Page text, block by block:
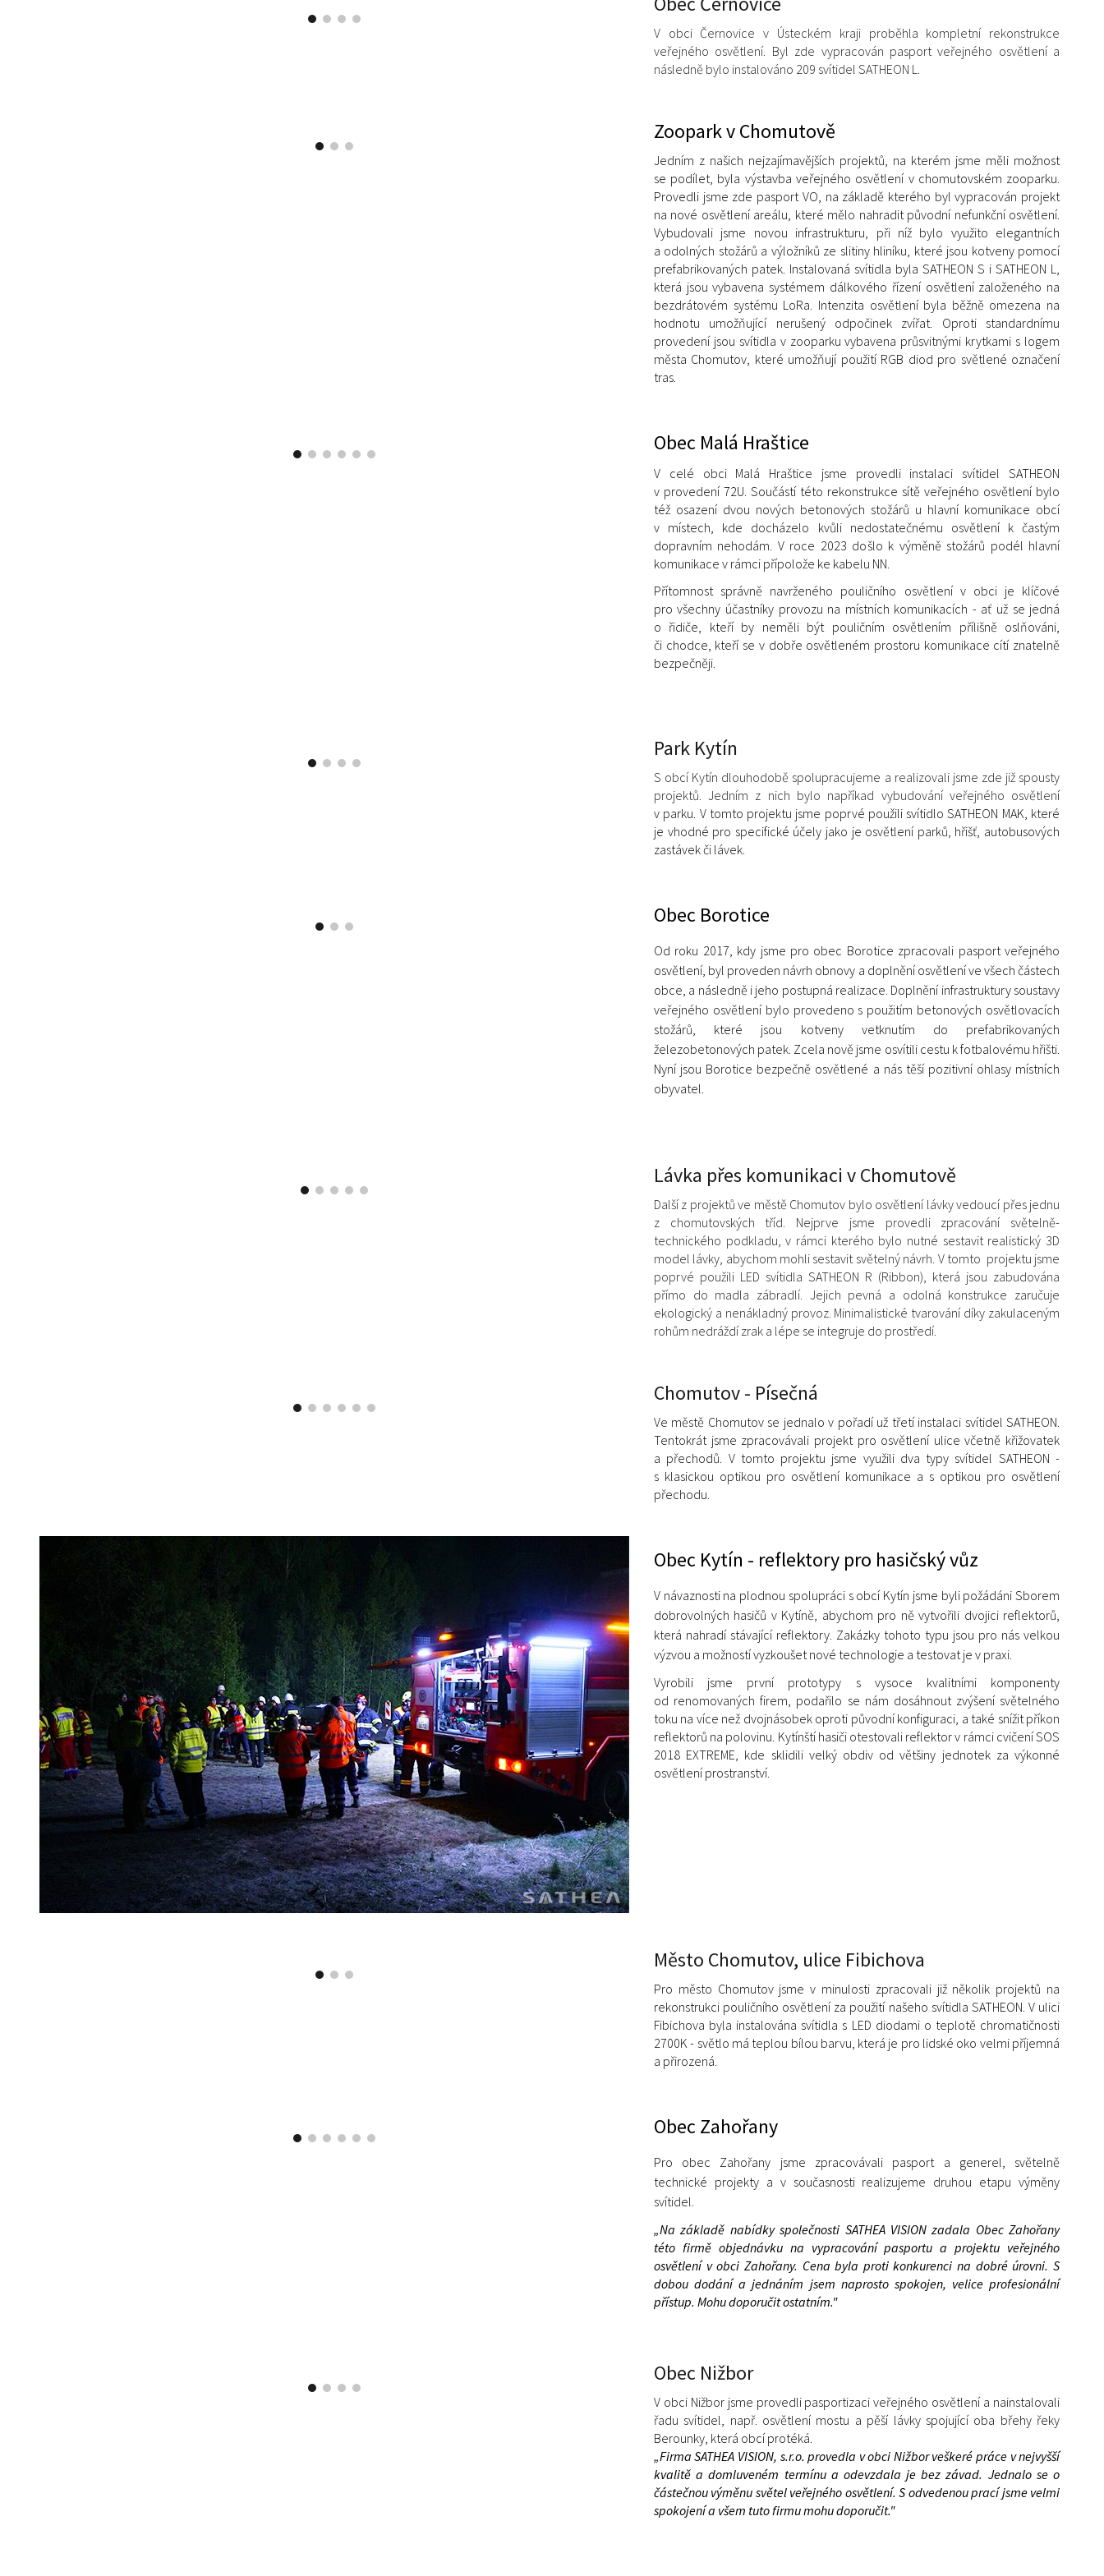
V obci Černovice v Ústeckém kraji proběhla kompletní rekonstrukce
veřejného osvětlení. Byl zde vypracován pasport veřejného osvětlení a
následně bylo instalováno 209 svítidel SATHEON L.
Zoopark v Chomutově
Jedním z našich nejzajímavějších projektů, na kterém jsme měli možnost
se podílet, byla výstavba veřejného osvětlení v chomutovském zooparku.
Provedli jsme zde pasport VO, na základě kterého byl vypracován projekt
na nové osvětlení areálu, které mělo nahradit původní nefunkční osvětlení.
Vybudovali jsme novou infrastrukturu, při níž bylo využito elegantních
a odolných stožárů a výložníků ze slitiny hliníku, které jsou kotveny pomocí
prefabrikovaných patek. Instalovaná svítidla byla SATHEON S i SATHEON L,
která jsou vybavena systémem dálkového řízení osvětlení založeného na
bezdrátovém systému LoRa. Intenzita osvětlení byla běžně omezena na
hodnotu umožňující nerušený odpočinek zvířat. Oproti standardnímu
provedení jsou svítidla v zooparku vybavena průsvitnými krytkami s logem
města Chomutov, které umožňují použití RGB diod pro světlené označení
tras.
Obec Malá Hraštice
Vcelé obci Malá Hraštice jsme provedli instalaci svítidel SATHEON
v provedení 72U. Součástí této rekonstrukce sítě veřejného osvětlení bylo
též osazení dvou nových betonových stožárů u hlavní komunikace obcí
v místech, kde docházelo kvůli nedostatečnému osvětlení k častým
dopravním nehodám. V roce 2023 došlo k výměně stožárů podél hlavní
komunikace v rámci přípolože ke kabelu NN.
Přítomnost správně navrženého pouličního osvětlení v obci je klíčové
pro všechny účastníky provozu na místních komunikacích - ať už se jedná
o řidiče, kteří by neměli být pouličním osvětlením přílišně oslňováni,
či chodce, kteří se v dobře osvětleném prostoru komunikace cítí znatelně
bezpečněji.
Park Kytín
S obcí Kytín dlouhodobě spolupracujeme a realizovali jsme zde již spousty
projektů. Jedním z nich bylo napříkad vybudování veřejného osvětlení
v parku. V tomto projektu jsme poprvé použili svítidlo SATHEON MAK, které
je vhodné pro specifické účely jako je osvětlení parků, hřišť, autobusových
zastávek či lávek.
Obec Borotice
Od roku 2017, kdy jsme pro obec Borotice zpracovali pasport veřejného
osvětlení, byl proveden návrh obnovy a doplnění osvětlení ve všech částech
obce, a následně i jeho postupná realizace. Doplnění infrastruktury soustavy
veřejného osvětlení bylo provedeno s použitím betonových osvětlovacích
stožárů, které jsou kotveny vetknutím do prefabrikovaných
železobetonových patek. Zcela nově jsme osvítili cestu k fotbalovému hřišti.
Nyní jsou Borotice bezpečně osvětlené a nás těší pozitivní ohlasy místních
obyvatel.
Lávka přes komunikaci v Chomutově
Další z projektů ve městě Chomutov bylo osvětlení lávky vedoucí přes jednu
z chomutovských tříd. Nejprve jsme provedli zpracování světelně-
technického podkladu, v rámci kterého bylo nutné sestavit realistický 3D
model lávky, abychom mohli sestavit světelný návrh. V tomto projektu jsme
poprvé použili LED svítidla SATHEON R (Ribbon), která jsou zabudována
přímo do madla zábradlí. Jejich pevná a odolná konstrukce zaručuje
ekologický a nenákladný provoz. Minimalistické tvarování díky zakulaceným
rohům nedráždí zrak a lépe se integruje do prostředí.
Chomutov - Písečná
Ve městě Chomutov se jednalo v pořadí už třetí instalaci svítidel SATHEON.
Tentokrát jsme zpracovávali projekt pro osvětlení ulice včetně křižovatek
a přechodů. V tomto projektu jsme využili dva typy svítidel SATHEON -
s klasickou optikou pro osvětlení komunikace a s optikou pro osvětlení
přechodu.
Obec Kytín - reflektory pro hasičský vůz
V návaznosti na plodnou spolupráci s obcí Kytín jsme byli požádáni Sborem
dobrovolných hasičů v Kytíně, abychom pro ně vytvořili dvojici reflektorů,
která nahradí stávající reflektory. Zakázky tohoto typu jsou pro nás velkou
výzvou a možností vyzkoušet nové technologie a testovat je v praxi.
Vyrobili jsme první prototypy s vysoce kvalitními komponenty
od renomovaných firem, podařilo se nám dosáhnout zvýšení světelného
toku na více než dvojnásobek oproti původní konfiguraci, a také snížit příkon
reflektorů na polovinu. Kytínští hasiči otestovali reflektor v rámci cvičení SOS
2018 EXTREME, kde sklidili velký obdiv od většiny jednotek za výkonné
osvětlení prostranství.
Město Chomutov, ulice Fibichova
Pro město Chomutov jsme v minulosti zpracovali již několik projektů na
rekonstrukci pouličního osvětlení za použití našeho svítidla SATHEON. V ulici
Fibichova byla instalována svítidla s LED diodami o teplotě chromatičnosti
2700K - světlo má teplou bílou barvu, která je pro lidské oko velmi příjemná
a přirozená.
Obec Zahořany
Pro obec Zahořany jsme zpracovávali pasport a generel, světelně
technické projekty a v současnosti realizujeme druhou etapu výměny
svítidel.
„Na základě nabídky společnosti SATHEA VISION zadala Obec Zahořany
této firmě objednávku na vypracování pasportu a projektu veřejného
osvětlení v obci Zahořany. Cena byla proti konkurenci na dobré úrovni. S
dobou dodání a jednáním jsem naprosto spokojen, velice profesionální
přístup. Mohu doporučit ostatním."
Obec Nižbor
V obciNižbor jsme provedli pasportizaci veřejného osvětlení a nainstalovali
řadu svítidel, např. osvětlení mostu a pěší lávky spojující oba břehy řeky
Berounky, která obcí protéká.
„Firma SATHEA VISION, s.r.o. provedla v obci Nižbor veškeré práce v nejvyšší
kvalitě a domluveném termínu a odevzdala je bez závad. Jednalo se o
částečnou výměnu světel veřejného osvětlení. S odvedenou prací jsme velmi
spokojení a všem tuto firmu mohu doporučit."